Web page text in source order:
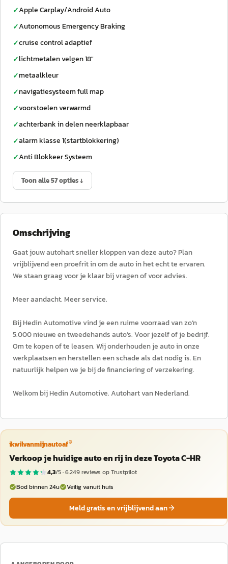
✓Apple Carplay/Android Auto
✓Autonomous Emergency Braking
✓cruise control adaptief
✓lichtmetalen velgen 18"
✓metaalkleur
✓navigatiesysteem full map
✓voorstoelen verwarmd
✓achterbank in delen neerklapbaar
✓alarm klasse 1(startblokkering)
✓Anti Blokkeer Systeem
Toon alle 57 opties ↓
Omschrijving
Gaat jouw autohart sneller kloppen van deze auto? Plan
vrijblijvend een proefrit in om de auto in het echt te ervaren.
We staan graag voor je klaar bij vragen of voor advies.
Meer aandacht. Meer service.
Bij Hedin Automotive vind je een ruime voorraad van zo’n
5.000 nieuwe en tweedehands auto’s. Voor jezelf of je bedrijf.
Om te kopen of te leasen. Wij onderhouden je auto in onze
werkplaatsen en herstellen een schade als dat nodig is. En
natuurlijk helpen we je bij de financiering of verzekering.
Welkom bij Hedin Automotive. Autohart van Nederland.
ikwilvanmijnautoaf®
Verkoop je huidige auto en rij in deze Toyota C-HR
4,3/5 ·6.249reviews op Trustpilot
Bod binnen 24u
Veilig vanuit huis
Meld gratis en vrijblijvend aan